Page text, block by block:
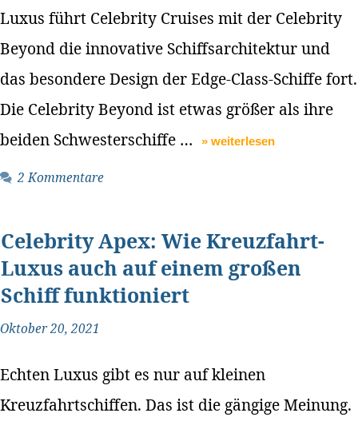
Luxus führt Celebrity Cruises mit der Celebrity
Beyond die innovative Schiffsarchitektur und
das besondere Design der Edge-Class-Schiffe fort.
Die Celebrity Beyond ist etwas größer als ihre
beiden Schwesterschiffe …
» weiterlesen
2 Kommentare
Celebrity Apex: Wie Kreuzfahrt-
Luxus auch auf einem großen
Schiff funktioniert
Oktober 20, 2021
Echten Luxus gibt es nur auf kleinen
Kreuzfahrtschiffen. Das ist die gängige Meinung.